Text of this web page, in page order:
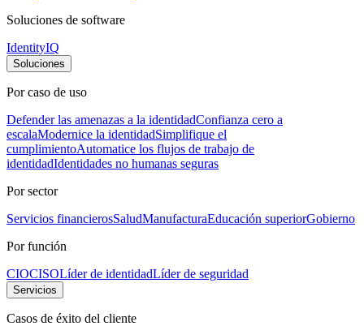
Soluciones de software
IdentityIQ
Soluciones
Por caso de uso
Defender las amenazas a la identidadConfianza cero a
escalaModernice la identidadSimplifique el
cumplimientoAutomatice los flujos de trabajo de
identidadIdentidades no humanas seguras
Por sector
Servicios financierosSaludManufacturaEducación superiorGobierno
Por función
CIOCISOLíder de identidadLíder de seguridad
Servicios
Casos de éxito del cliente